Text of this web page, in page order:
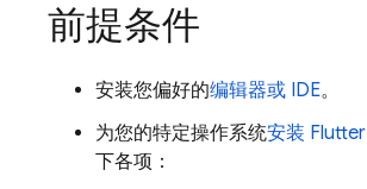
前提条件
安装您偏好的编辑器或 IDE。
为您的特定操作系统安装 Flutter
下各项：